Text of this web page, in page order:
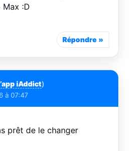
Max :D
Répondre
iAddict)
à 07:47
prêt de le changer